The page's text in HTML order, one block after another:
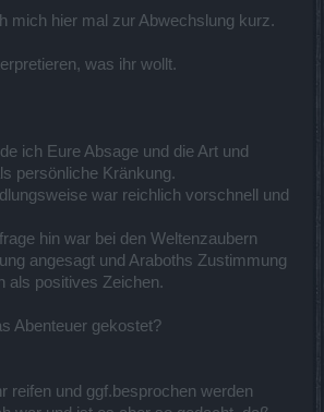
mich hier mal zur Abwechslung kurz.
was ihr wollt.
ich Eure Absage und die Art und
persönliche Kränkung.
war reichlich vorschnell und
hin war bei den Weltenzaubern
angesagt und Araboths Zustimmung
als positives Zeichen.
Abenteuer gekostet?
reifen und ggf.besprochen werden